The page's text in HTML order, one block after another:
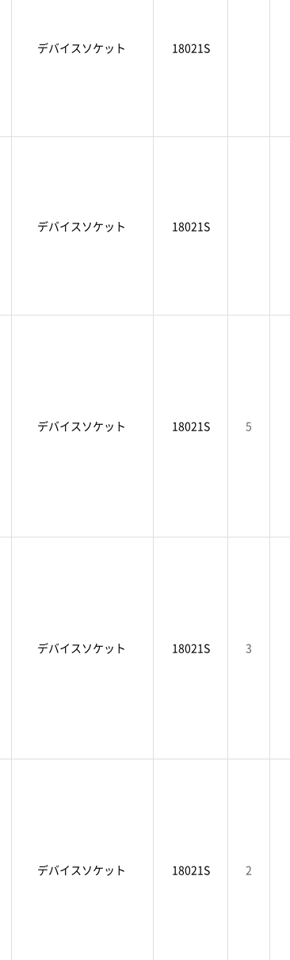
デバイスソケット 18021S
デバイスソケット 18021S
デバイスソケット 18021S 5
デバイスソケット 18021S 3
デバイスソケット 18021S 2